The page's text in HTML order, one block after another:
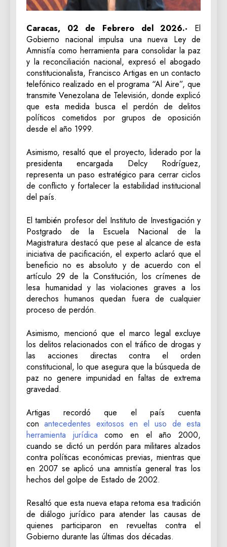
Caracas, 02 de Febrero del 2026.- El
Gobierno nacional impulsa una nueva Ley de
Amnistía como herramienta para consolidar la paz
y la reconciliación nacional, expresó el abogado
constitucionalista, Francisco Artigas en un contacto
telefónico realizado en el programa “Al Aire”, que
transmite Venezolana de Televisión, donde explicó
que esta medida busca el perdón de delitos
políticos cometidos por grupos de oposición
desde el año 1999.
Asimismo, resaltó que el proyecto, liderado por la
presidenta encargada Delcy Rodríguez,
representa un paso estratégico para cerrar ciclos
de conflicto y fortalecer la estabilidad institucional
del país.
El también profesor del Instituto de Investigación y
Postgrado de la Escuela Nacional de la
Magistratura destacó que pese al alcance de esta
iniciativa de pacificación, el experto aclaró que el
beneficio no es absoluto y de acuerdo con el
artículo 29 de la Constitución, los crímenes de
lesa humanidad y las violaciones graves a los
derechos humanos quedan fuera de cualquier
proceso de perdón.
Asimismo, mencionó que el marco legal excluye
los delitos relacionados con el tráfico de drogas y
las acciones directas contra el orden
constitucional, lo que asegura que la búsqueda de
paz no genere impunidad en faltas de extrema
gravedad.
Artigas recordó que el país cuenta
conantecedentes exitosos en el uso de esta
herramienta jurídica como en el año 2000,
cuando se dictó un perdón para militares alzados
contra políticas económicas previas, mientras que
en 2007 se aplicó una amnistía general tras los
hechos del golpe de Estado de 2002.
Resaltó que esta nueva etapa retoma esa tradición
de diálogo jurídico para atender las causas de
quienes participaron en revueltas contra el
Gobierno durante las últimas dos décadas.